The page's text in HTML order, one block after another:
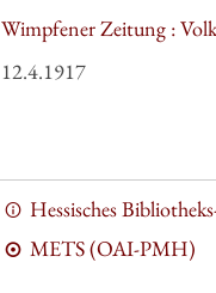
Wimpfener Zeitung :
12.4.1917
Hessisches
METS (OAI-PMH)